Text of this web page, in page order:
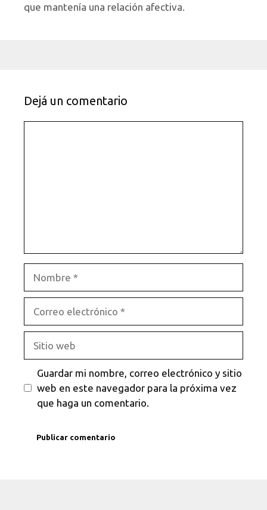
que mantenía una relación afectiva.
Dejá un comentario
electrónico
web
Guardar mi nombre, correo electrónico y sitio
web en este navegador para la próxima vez
que haga un comentario.